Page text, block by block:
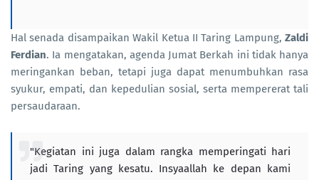
Hal senada disampaikan Wakil Ketua II Taring Lampung, Zaldi
Ferdian. Ia mengatakan, agenda Jumat Berkah ini tidak hanya
meringankan beban, tetapi juga dapat menumbuhkan rasa
syukur, empati, dan kepedulian sosial, serta mempererat tali
persaudaraan.
"Kegiatan ini juga dalam rangka memperingati hari
jadi Taring yang kesatu. Insyaallah ke depan kami